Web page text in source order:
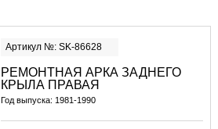
Артикул №: SK-86628
РЕМОНТНАЯ АРКА ЗАДНЕГО
КРЫЛА ПРАВАЯ
Год выпуска: 1981-1990